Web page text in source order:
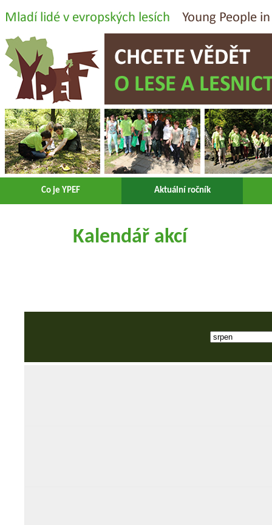
Co je YPEF Aktuální ročník
Kalendář akcí